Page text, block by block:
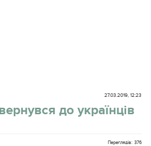
27.03.2019, 12:23
до українців
Переглядів: 376